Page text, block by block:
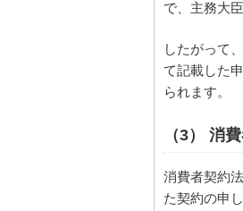
で、主務大
したがって
て記載した
られます。
（3） 消
消費者契約
た契約の申